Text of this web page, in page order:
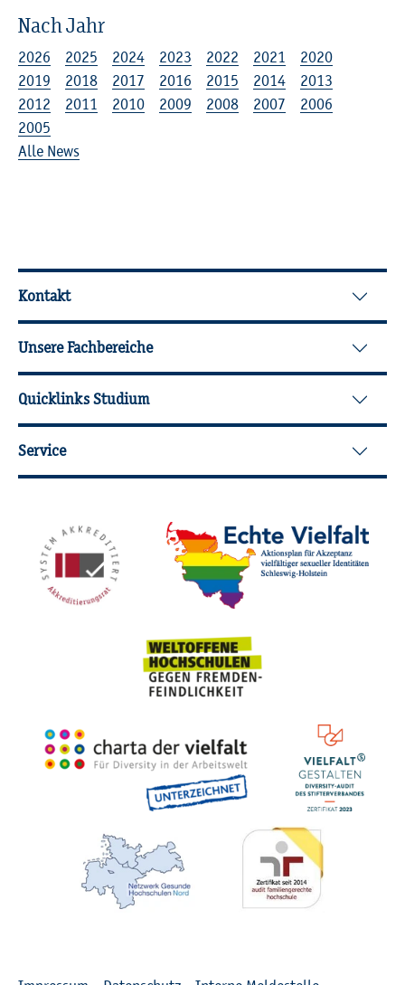
Nach Jahr
2026 2025 2024 2023 2022 2021
2020
2019
2018 2017 2016 2015 2014
2013
2012
2011 2010 2009 2008 2007
2006
2005
Alle News
Wei­ter­füh­ren­de In­for­ma­tio­nen
Kontakt
Unsere Fachbereiche
Quicklinks Studium
Service
Mit­glied­schaf­ten,